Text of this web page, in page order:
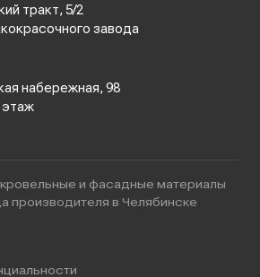
тракт, 5/2
завода
набережная, 98
этаж
и фасадные материалы
производителя в Челябинске